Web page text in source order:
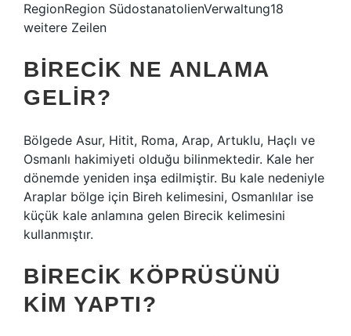
RegionRegion SüdostanatolienVerwaltung18
weitere Zeilen
BIRECIK NE ANLAMA
GELIR?
Bölgede Asur, Hitit, Roma, Arap, Artuklu, Haçlı ve
Osmanlı hakimiyeti olduğu bilinmektedir. Kale her
dönemde yeniden inşa edilmiştir. Bu kale nedeniyle
Araplar bölge için Bireh kelimesini, Osmanlılar ise
küçük kale anlamına gelen Birecik kelimesini
kullanmıştır.
BIRECIK KÖPRÜSÜNÜ
KIM YAPTI?